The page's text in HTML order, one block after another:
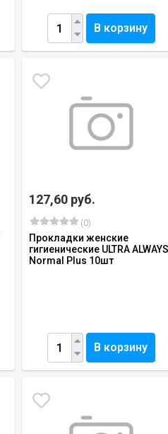
В корзину
127,60 руб.
(0)
Прокладки женские
гигиенические ULTRA
Normal Plus 10шт
В корзину